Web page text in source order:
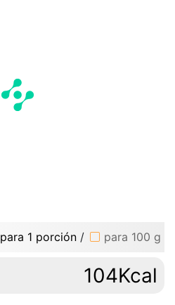
para 1 porción / para 100 g
104Kcal